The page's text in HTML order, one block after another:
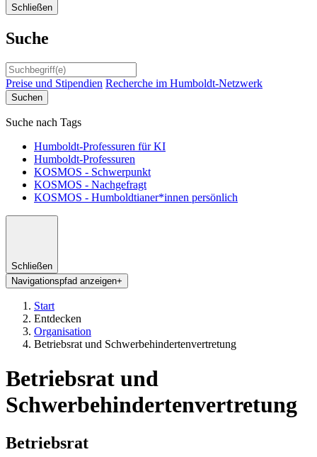
Schließen
Suche
Preise und Stipendien Recherche im Humboldt-Netzwerk
Suchen
Suche nach Tags
Humboldt-Professuren für KI
Humboldt-Professuren
KOSMOS - Schwerpunkt
KOSMOS - Nachgefragt
KOSMOS - Humboldtianer*innen persönlich
Schließen
Navigationspfad anzeigen+
Start
Entdecken
Organisation
Betriebsrat und Schwerbehindertenvertretung
Betriebsrat und
Schwerbehindertenvertretung
Betriebsrat